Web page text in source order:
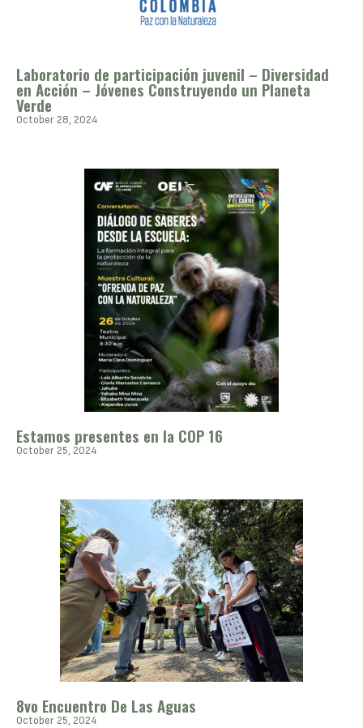
Laboratorio de participación juvenil – Diversidad
en Acción – Jóvenes Construyendo un Planeta
Verde
October 28, 2024
Estamos presentes en la COP 16
October 25, 2024
8vo Encuentro De Las Aguas
October 25, 2024